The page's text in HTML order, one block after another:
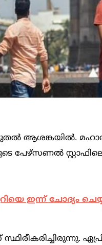
ആശങ്കയിൽ.
പേഴ്‌സണല്‍
ഇന്ന് ചോദ്യം